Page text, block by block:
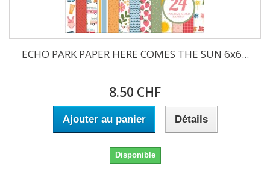
ECHO PARK PAPER HERE COMES THE SUN 6x6...
8.50 CHF
Ajouter au panier Détails
Disponible